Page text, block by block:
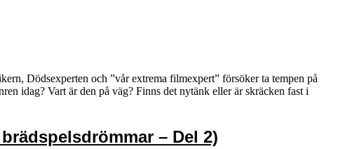
Dödsexperten och ”vår extrema filmexpert” försöker ta tempen på
idag? Vart är den på väg? Finns det nytänk eller är skräcken fast i
– Del 2)